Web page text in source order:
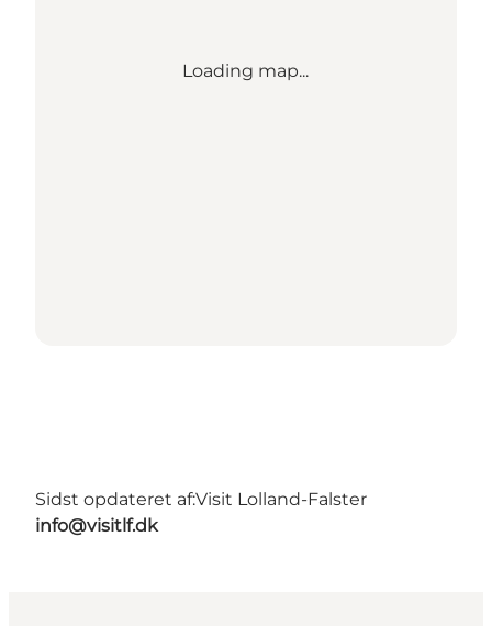
Loading map...
Sidst opdateret af:Visit Lolland-Falster
info@visitlf.dk